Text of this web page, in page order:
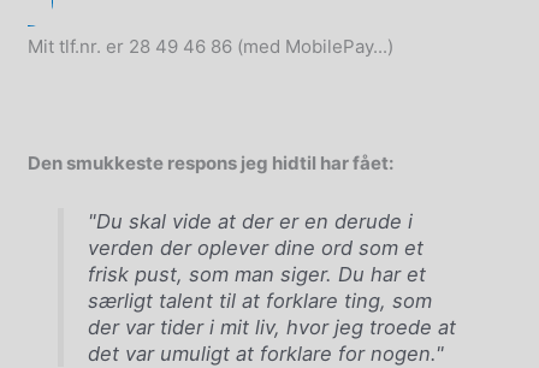
Mit tlf.nr. er 28 49 46 86 (med MobilePay...)
Den smukkeste respons jeg hidtil har fået:
"Du skal vide at der er en derude i
verden der oplever dine ord som et
frisk pust, som man siger. Du har et
særligt talent til at forklare ting, som
der var tider i mit liv, hvor jeg troede at
det var umuligt at forklare for nogen."